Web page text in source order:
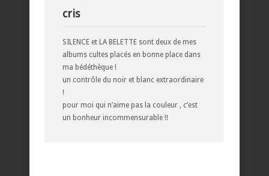
cris
SILENCE et LA BELETTE sont deux de mes
albums cultes placés en bonne place dans
ma bédéthèque !
un contrôle du noir et blanc extraordinaire
!
pour moi qui n’aime pas la couleur , c’est
un bonheur incommensurable !!